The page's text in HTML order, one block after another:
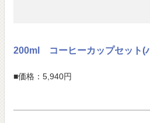
200ml コーヒーカップセット(
■価格：5,940円